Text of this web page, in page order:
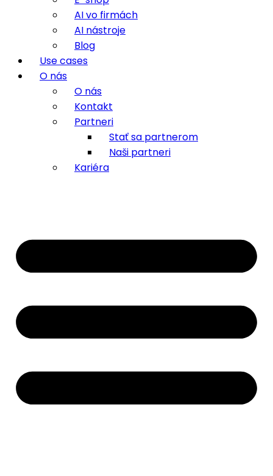
AI vo firmách
AI nástroje
Blog
Use cases
O nás
O nás
Kontakt
Partneri
Stať sa partnerom
Naši partneri
Kariéra